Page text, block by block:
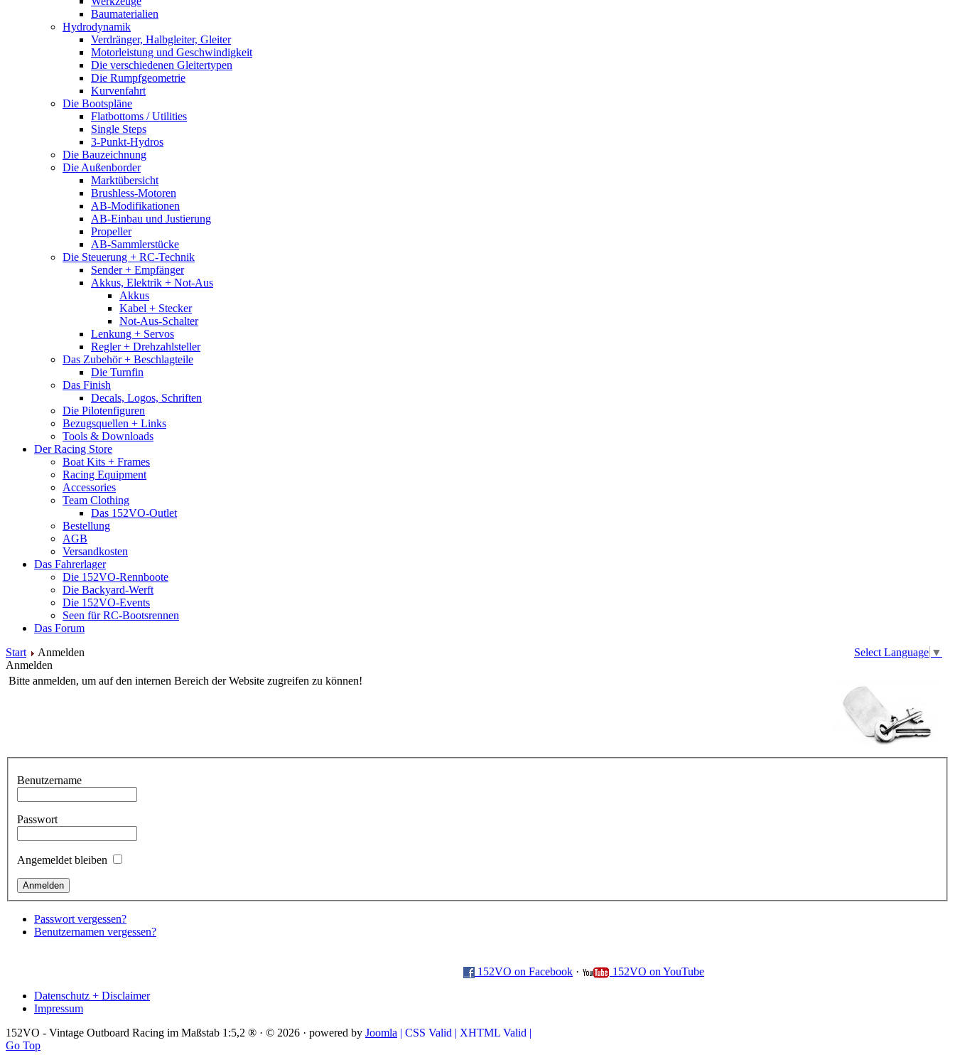
Baumaterialien
Hydrodynamik
Verdränger, Halbgleiter, Gleiter
Motorleistung und Geschwindigkeit
Die verschiedenen Gleitertypen
Die Rumpfgeometrie
Kurvenfahrt
Die Bootspläne
Flatbottoms / Utilities
Single Steps
3-Punkt-Hydros
Die Bauzeichnung
Die Außenborder
Marktübersicht
Brushless-Motoren
AB-Modifikationen
AB-Einbau und Justierung
Propeller
AB-Sammlerstücke
Die Steuerung + RC-Technik
Sender + Empfänger
Akkus, Elektrik + Not-Aus
Akkus
Kabel + Stecker
Not-Aus-Schalter
Lenkung + Servos
Regler + Drehzahlsteller
Das Zubehör + Beschlagteile
Die Turnfin
Das Finish
Decals, Logos, Schriften
Die Pilotenfiguren
Bezugsquellen + Links
Tools & Downloads
Der Racing Store
Boat Kits + Frames
Racing Equipment
Accessories
Team Clothing
Das 152VO-Outlet
Bestellung
AGB
Versandkosten
Das Fahrerlager
Die 152VO-Rennboote
Die Backyard-Werft
Die 152VO-Events
Seen für RC-Bootsrennen
Das Forum
Start
Anmelden Select Language ▼
Anmelden
Bitte anmelden, um auf den internen Bereich der Website zugreifen zu können!
Benutzername
Passwort
Angemeldet bleiben
Passwort vergessen?
Benutzernamen vergessen?
152VO on Facebook · 152VO on YouTube
Datenschutz + Disclaimer
Impressum
152VO - Vintage Outboard Racing im Maßstab 1:5,2 ® · © 2026 · powered by Joomla | CSS Valid | XHTML Valid |
Go Top